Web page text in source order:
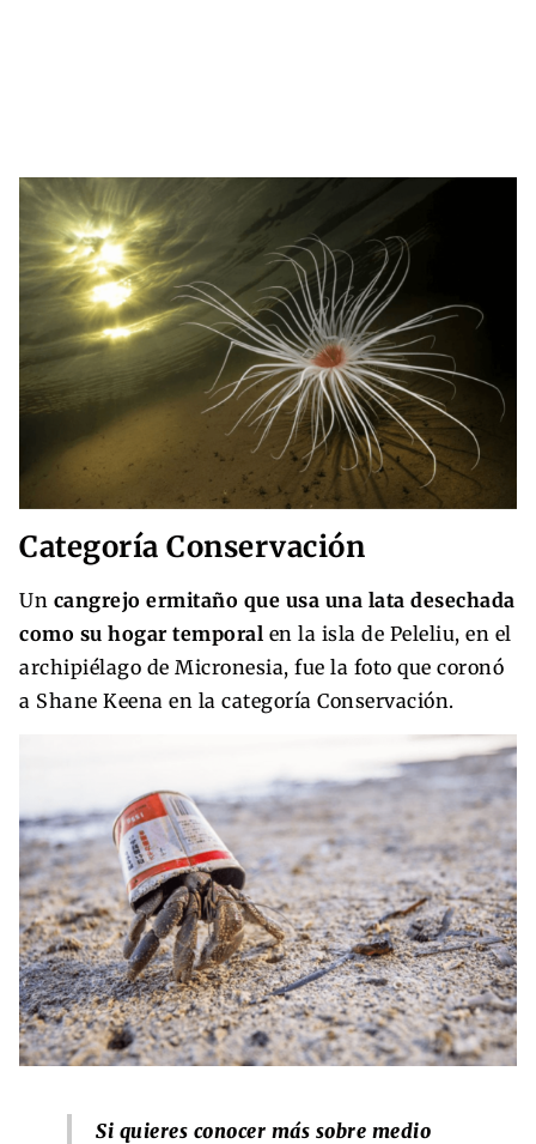
Categoría Conservación
Un cangrejo ermitaño que usa una lata desechada
como su hogar temporal en la isla de Peleliu, en el
archipiélago de Micronesia, fue la foto que coronó
a Shane Keena en la categoría Conservación.
Si quieres conocer más sobre medio